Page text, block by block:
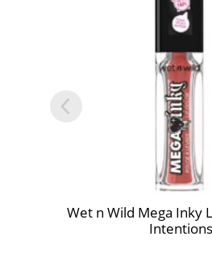
n Wild Mega Inky Lip Color Bare